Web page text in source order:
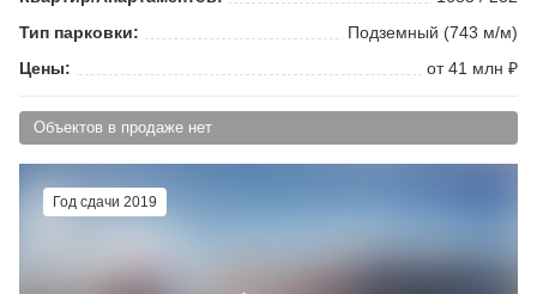
Тип парковки:
Подземный (743 м/м)
Цены:
от 41 млн ₽
Объектов в продаже нет
Год сдачи 2019